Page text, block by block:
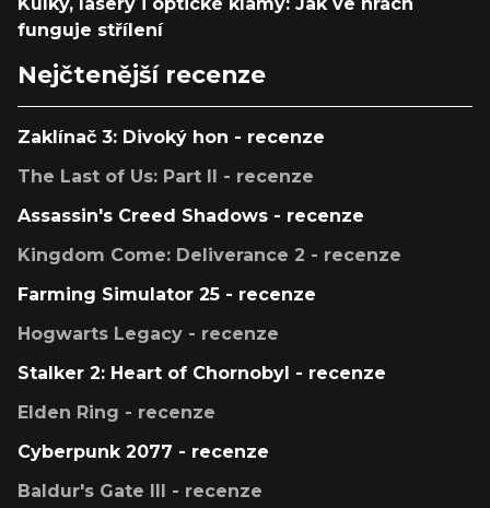
funguje střílení
Nejčtenější recenze
Zaklínač 3: Divoký hon - recenze
The Last of Us: Part II - recenze
Assassin's Creed Shadows - recenze
Kingdom Come: Deliverance 2 - recenze
Farming Simulator 25 - recenze
Hogwarts Legacy - recenze
Stalker 2: Heart of Chornobyl - recenze
Elden Ring - recenze
Cyberpunk 2077 - recenze
Baldur's Gate III - recenze